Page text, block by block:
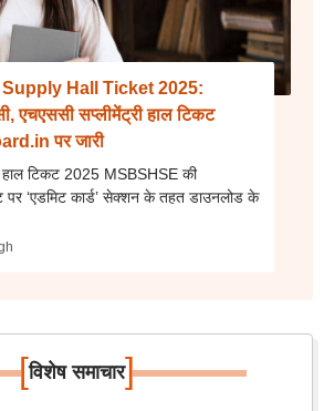
Hall Ticket 2025:
एचएससी सप्लीमेंट्री हाल टिकट
पर जारी
हाल टिकट 2025 MSBSHSE की
पर ‘एडमिट कार्ड’ सेक्शन के तहत डाउनलोड के
[विशेष समाचार]